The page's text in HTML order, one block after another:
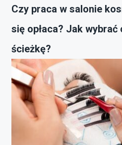
Czy praca w salonie
się opłaca? Jak wybrać
ścieżkę?